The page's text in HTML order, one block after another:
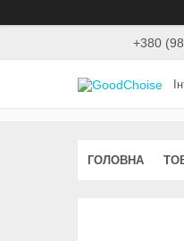
+380
ГОЛОВНА